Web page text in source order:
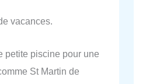
vacances.
petite piscine pour une
St Martin de